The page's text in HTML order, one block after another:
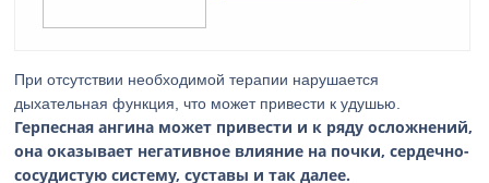
При отсутствии необходимой терапии нарушается
дыхательная функция, что может привести к удушью.
Герпесная ангина может привести и к ряду осложнений,
она оказывает негативное влияние на почки, сердечно-
сосудистую систему, суставы и так далее.